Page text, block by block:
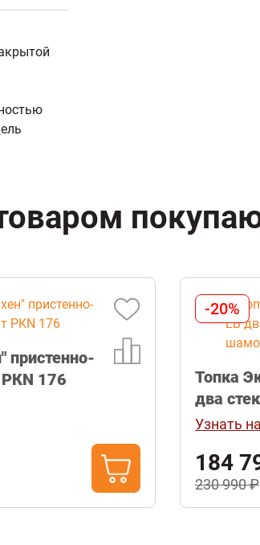
Альфа 1000 LB
левая черный шамот
₽